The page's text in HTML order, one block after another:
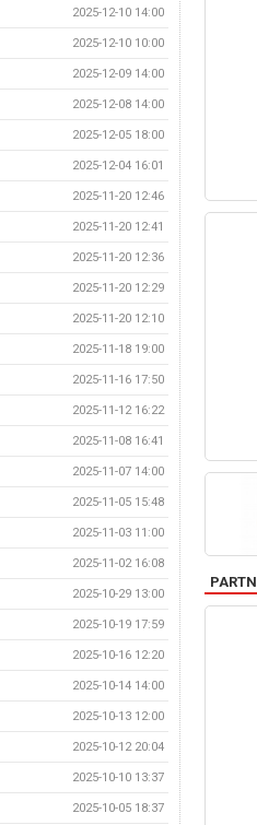
2025-12-10 14:00
2025-12-10 10:00
2025-12-09 14:00
2025-12-08 14:00
2025-12-05 18:00
2025-12-04 16:01
2025-11-20 12:46
2025-11-20 12:41
2025-11-20 12:36
2025-11-20 12:29
2025-11-20 12:10
2025-11-18 19:00
2025-11-16 17:50
2025-11-12 16:22
2025-11-08 16:41
2025-11-07 14:00
2025-11-05 15:48
2025-11-03 11:00
2025-11-02 16:08
2025-10-29 13:00
2025-10-19 17:59
2025-10-16 12:20
2025-10-14 14:00
2025-10-13 12:00
2025-10-12 20:04
2025-10-10 13:37
2025-10-05 18:37